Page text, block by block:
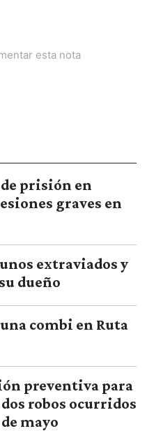
esta nota
de prisión en
graves en
extraviados y
dueño
combi en Ruta
preventiva para
robos ocurridos
mayo